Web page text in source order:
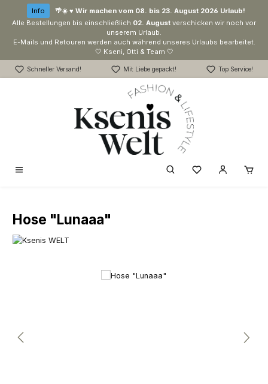
Zum Hauptinhalt springen
Info
🌴☀️ ♥ Wir machen vom 08. bis 23. August 2026 Urlaub!
Alle Bestellungen bis einschließlich 02. August verschicken wir noch vor
unserem Urlaub.
E-Mails und Retouren werden auch während unseres Urlaubs bearbeitet.
🤍 Kseni, Otti & Team 🤍
Schneller Versand! Mit Liebe gepackt! Top Service!
Du hast 0
Hose "Lunaaa"